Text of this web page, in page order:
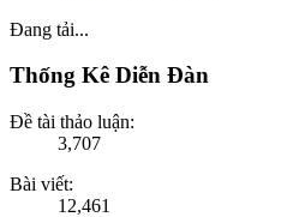
Đang tải...
Thống Kê Diễn Đàn
Đề tài thảo luận:
3,707
Bài viết:
12,461